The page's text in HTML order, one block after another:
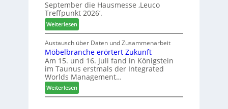
M
D
e
u
s
September die Hausmesse ‚Leuco
Treffpunkt 2026‘.
Weiterlesen:
L
e
u
c
o
l
ä
d
Austausch über Daten und Zusammenarbeit
Möbelbranche erörtert Zukunft
Am 15. und 16. Juli fand in Königstein
im Taunus erstmals der Integrated
Worlds Management…
Weiterlesen:
M